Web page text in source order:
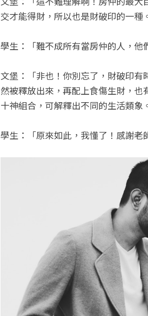
交才能得財，所以也是財破印的一種
學生：「難不成所有當房仲的人，他
文堡：「非也！你別忘了，財破印
然被釋放出來，再配上食傷生財，
十神組合，可解釋出不同的生活類象
學生：「原來如此，我懂了！感謝老